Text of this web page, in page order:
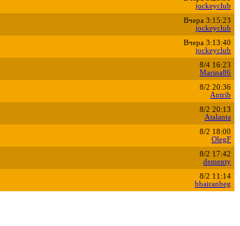
jockeyclub
Вчера 3:15:23
jockeyclub
Вчера 3:13:40
jockeyclub
8/4 16:23
Marina86
8/2 20:36
Antrib
8/2 20:13
Atalanta
8/2 18:00
OlegF
8/2 17:42
dementy
8/2 11:14
bbairanbeg